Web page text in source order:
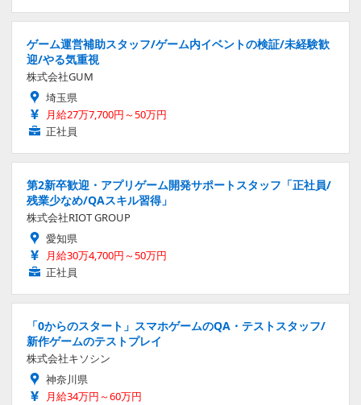
ゲーム運営補助スタッフ/ゲーム内イベントの検証/未経験歓
迎/やる気重視
株式会社GUM
埼玉県
月給27万7,700円～50万円
正社員
第2新卒歓迎・アプリゲーム開発サポートスタッフ「正社員/
残業少なめ/QAスキル習得」
株式会社RIOT GROUP
愛知県
月給30万4,700円～50万円
正社員
「0からのスタート」スマホゲームのQA・テストスタッフ/
新作ゲームのテストプレイ
株式会社キソシン
神奈川県
月給34万円～60万円